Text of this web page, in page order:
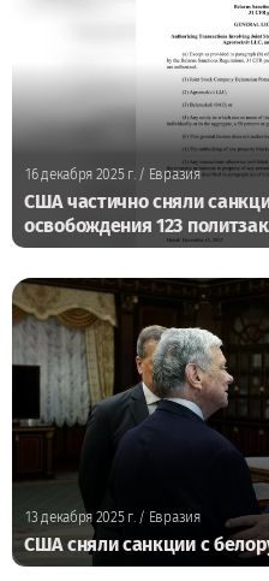
16 декабря 2025 г. / Евразия
США частично сняли
освобождения 123
13 декабря 2025 г./ Евразия
США сняли санкции с